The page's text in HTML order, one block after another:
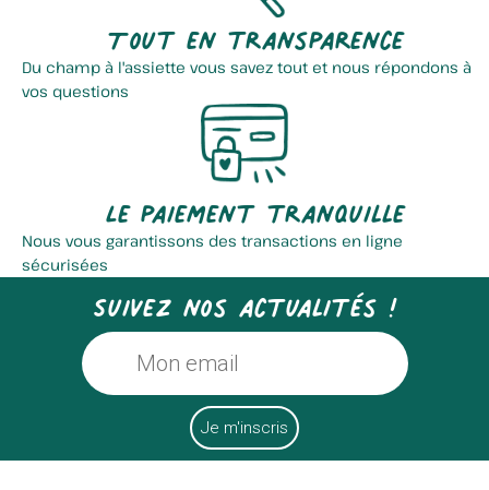
Tout en transparence
Du champ à l'assiette vous savez tout et nous répondons à
vos questions
Le paiement tranquille
Nous vous garantissons des transactions en ligne
sécurisées
Suivez nos actualités !